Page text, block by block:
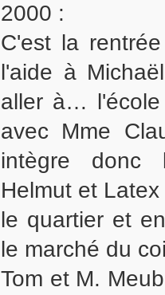
2000 :
C'est la
l'aide à
aller à… l'école
avec Mme
intègre donc
Helmut et
le quartier et
le marché du
Tom et M.